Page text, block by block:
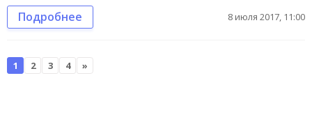
Подробнее 8 июля 2017, 11:00
1 2 3 4 »